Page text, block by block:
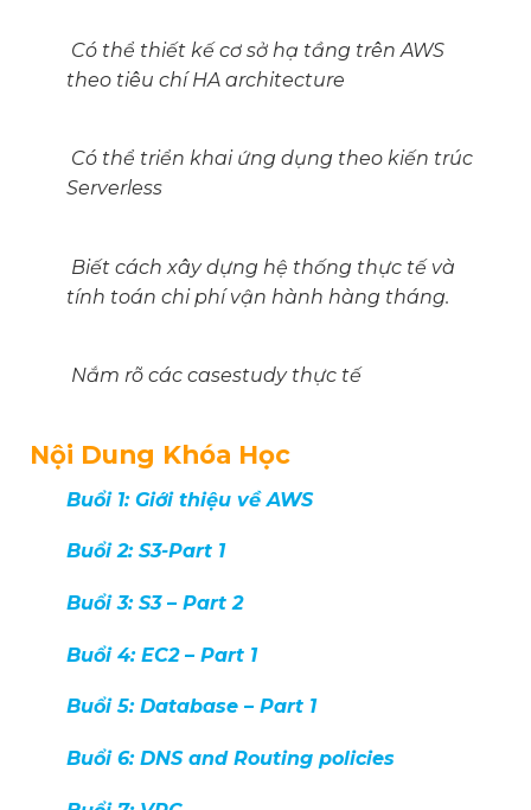
Có thể thiết kế cơ sở hạ tầng trên AWS
theo tiêu chí HA architecture
Có thể triển khai ứng dụng theo kiến trúc
Serverless
Biết cách xây dựng hệ thống thực tế và
tính toán chi phí vận hành hàng tháng.
Nắm rõ các casestudy thực tế
Nội Dung Khóa Học
Buổi 1: Giới thiệu về AWS
Buổi 2: S3-Part 1
Buổi 3: S3 – Part 2
Buổi 4: EC2 – Part 1
Buổi 5: Database – Part 1
Buổi 6: DNS and Routing policies